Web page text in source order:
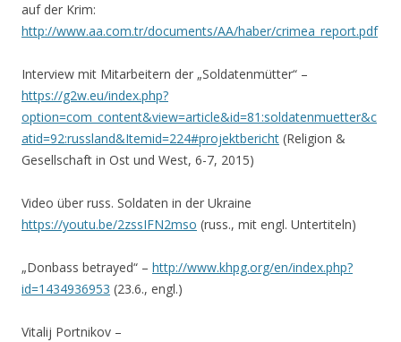
auf der Krim:
http://www.aa.com.tr/documents/AA/haber/crimea_report.pdf
Interview mit Mitarbeitern der „Soldatenmütter“ –
https://g2w.eu/index.php?
option=com_content&view=article&id=81:soldatenmuetter&c
atid=92:russland&Itemid=224#projektbericht (Religion &
Gesellschaft in Ost und West, 6-7, 2015)
Video über russ. Soldaten in der Ukraine
https://youtu.be/2zssIFN2mso (russ., mit engl. Untertiteln)
„Donbass betrayed“ – http://www.khpg.org/en/index.php?
id=1434936953 (23.6., engl.)
Vitalij Portnikov –